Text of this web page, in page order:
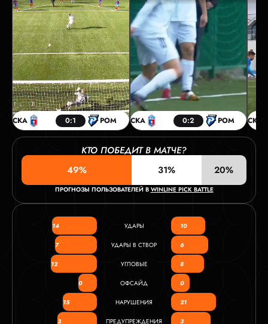
СКА 0:1 РОМ СКА 0:2 РОМ СКА
КТО ПОБЕДИТ В МАТЧЕ?
49%
31% 20%
ПРОГНОЗЫ ПОЛЬЗОВАТЕЛЕЙ В WINLINE PICK BATTLE
14 УДАРЫ 10
7 УДАРЫ В СТВОР 6
12 УГЛОВЫЕ 8
0 ОФСАЙД 0
15 НАРУШЕНИЯ 21
3 ПРЕДУПРЕЖДЕНИЯ 3